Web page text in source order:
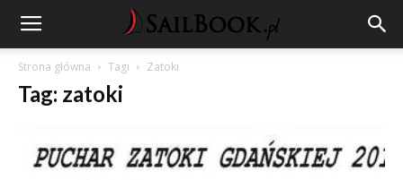
Strona główna Tagi Zatoki
Tag: zatoki